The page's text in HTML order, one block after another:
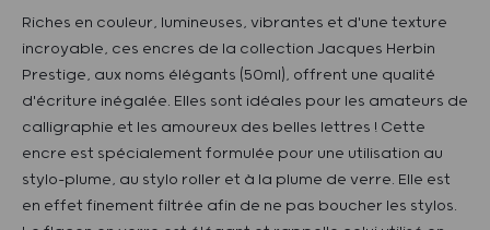
Riches en couleur, lumineuses, vibrantes et d'une texture
incroyable, ces encres de la collection Jacques Herbin
Prestige, aux noms élégants (50ml), offrent une qualité
d'écriture inégalée. Elles sont idéales pour les amateurs de
calligraphie et les amoureux des belles lettres ! Cette
encre est spécialement formulée pour une utilisation au
stylo-plume, au stylo roller et à la plume de verre. Elle est
en effet finement filtrée afin de ne pas boucher les stylos.